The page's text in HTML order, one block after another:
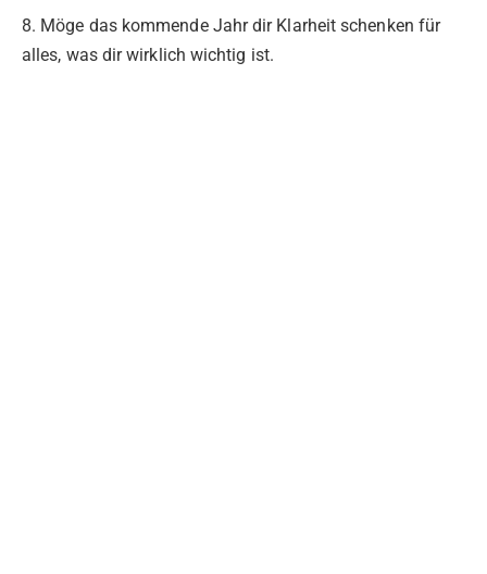
8. Möge das kommende Jahr dir Klarheit schenken für
alles, was dir wirklich wichtig ist.